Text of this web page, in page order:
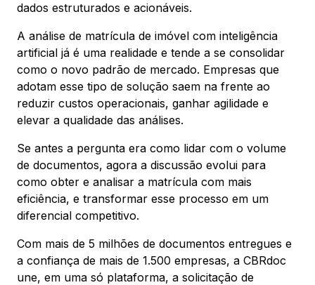
dados estruturados e acionáveis.
A análise de matrícula de imóvel com inteligência
artificial já é uma realidade e tende a se consolidar
como o novo padrão de mercado. Empresas que
adotam esse tipo de solução saem na frente ao
reduzir custos operacionais, ganhar agilidade e
elevar a qualidade das análises.
Se antes a pergunta era como lidar com o volume
de documentos, agora a discussão evolui para
como obter e analisar a matrícula com mais
eficiência, e transformar esse processo em um
diferencial competitivo.
Com mais de 5 milhões de documentos entregues e
a confiança de mais de 1.500 empresas, a CBRdoc
une, em uma só plataforma, a solicitação de